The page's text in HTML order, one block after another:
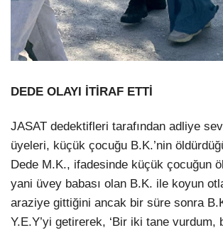
DEDE OLAYI İTİRAF ETTİ
JASAT dedektifleri tarafından adliye
üyeleri, küçük çocuğu B.K.’nin
Dede M.K., ifadesinde küçük çocuğun
yani üvey babası olan B.K. ile koyun
araziye gittiğini ancak bir süre sonra
Y.E.Y’yi getirerek, ‘Bir iki tane vurdum,